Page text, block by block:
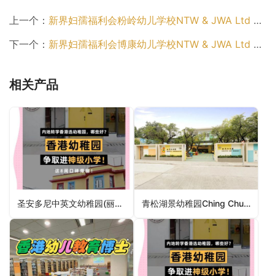
上一个： 新界妇孺福利会粉岭幼儿学校NTW & JWA Ltd Fanling Nursery School（北区幼稚园）
下一个： 新界妇孺福利会博康幼儿学校NTW & JWA Ltd Pok Hong Nursery School（沙田区幼稚园）
相关产品
圣安多尼中英文幼稚园(丽城花园)St. Anthony’s Kindergarten (Belvedere Garden)（荃湾区幼稚园） 青松湖景幼稚园Ching Chung Wu King Kindergarten（屯门区幼稚园）